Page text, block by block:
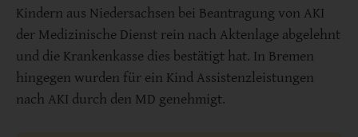
Kindern aus Niedersachsen bei Beantragung von AKI
der Medizinische Dienst rein nach Aktenlage abgelehnt
und die Krankenkasse dies bestätigt hat. In Bremen
hingegen wurden für ein Kind Assistenzleistungen
nach AKI durch den MD genehmigt.